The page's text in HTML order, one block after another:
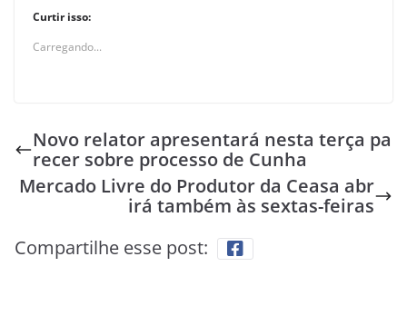
Curtir isso:
Carregando...
Novo relator apresentará nesta terça pa
recer sobre processo de Cunha
Mercado Livre do Produtor da Ceasa abr
irá também às sextas-feiras
Compartilhe esse post: